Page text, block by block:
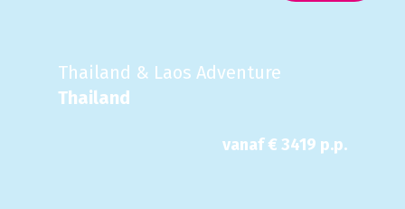
Thailand & Laos Adventure
Thailand
vanaf € 3419 p.p.